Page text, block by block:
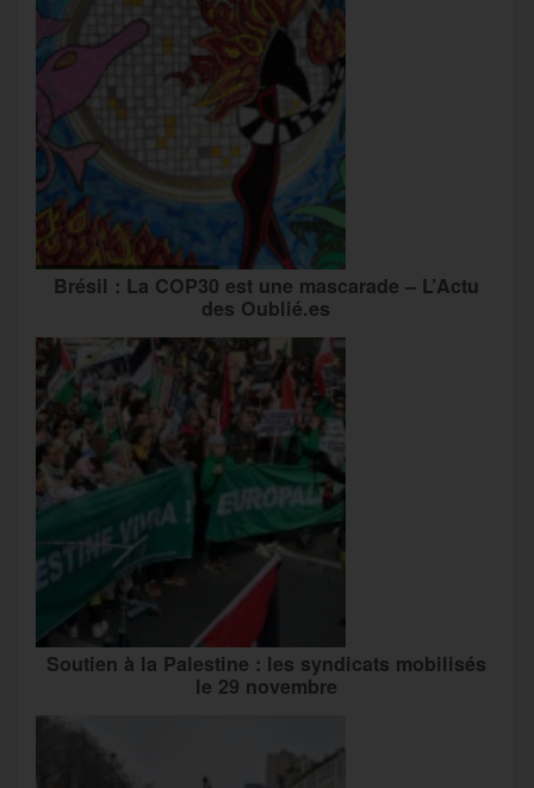
Brésil : La COP30 est une mascarade – L’Actu
des Oublié.es
Soutien à la Palestine : les syndicats mobilisés
le 29 novembre